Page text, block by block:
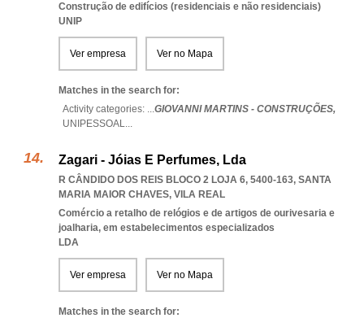
Construção de edifícios (residenciais e não residenciais)
UNIP
Ver empresa Ver no Mapa
Matches in the search for:
Activity categories: ...GIOVANNI MARTINS - CONSTRUÇÕES,
UNIPESSOAL...
Zagari - Jóias E Perfumes, Lda
R CÂNDIDO DOS REIS BLOCO 2 LOJA 6, 5400-163, SANTA
MARIA MAIOR CHAVES, VILA REAL
Comércio a retalho de relógios e de artigos de ourivesaria e
joalharia, em estabelecimentos especializados
LDA
Ver empresa Ver no Mapa
Matches in the search for: